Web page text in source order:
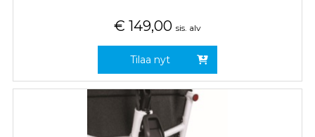
€ 149,00 sis. alv
Tilaa nyt